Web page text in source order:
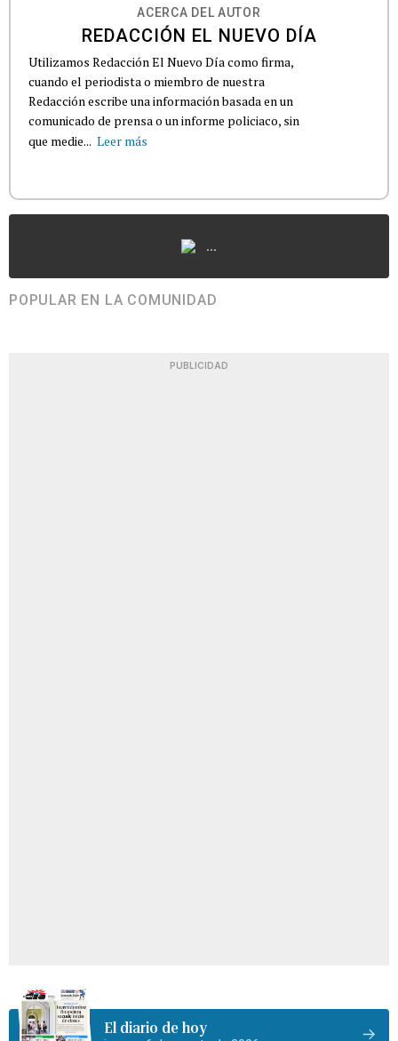
ACERCA DEL AUTOR
REDACCIÓN EL NUEVO DÍA
Utilizamos Redacción El Nuevo Día como firma,
cuando el periodista o miembro de nuestra
Redacción escribe una información basada en un
comunicado de prensa o un informe policiaco, sin
que medie... Leer más
...
POPULAR EN LA COMUNIDAD
PUBLICIDAD
El diario de hoy